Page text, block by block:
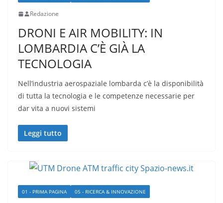
Redazione
DRONI E AIR MOBILITY: IN
LOMBARDIA C’È GIÀ LA
TECNOLOGIA
Nell’industria aerospaziale lombarda c’è la disponibilità
di tutta la tecnologia e le competenze necessarie per
dar vita a nuovi sistemi
Leggi tutto
01 - PRIMA PAGINA 05 - RICERCA & INNOVAZIONE